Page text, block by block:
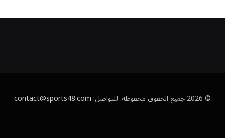
© 2026 جميع الحقوق محفوظة. للتواصل: contact@sports48.com